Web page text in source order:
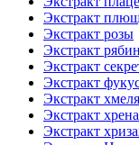
Экстракт
Экстракт розы
Экстракт
Экстракт
Экстракт
Экстракт хмеля
Экстракт хрена
Экстракт